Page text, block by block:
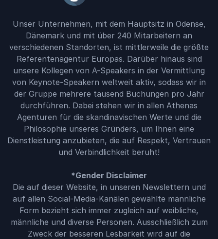
Unser Unternehmen, mit dem Hauptsitz in Odense,
Dänemark und mit über 240 Mitarbeitern an
verschiedenen Standorten, ist mittlerweile die größte
Referentenagentur Europas. Darüber hinaus sind
unsere Kollegen von A-Speakers in der Vermittlung
von Keynote-Speakern weltweit aktiv, sodass wir in
der Gruppe mehrere tausend Buchungen pro Jahr
durchführen. Dabei stehen wir in allen Athenas
Agenturen für die skandinavischen Werte und die
Philosophie unseres Gründers, um Ihnen eine
Dienstleistung anzubieten, die auf Respekt, Vertrauen
und Verbindlichkeit beruht!
*Gender Disclaimer
Die auf dieser Website, in unseren Newslettern und
auf allen Social-Media-Kanälen gewählte männliche
Form bezieht sich immer zugleich auf weibliche,
männliche und diverse Personen. Ausschließlich zum
Zweck der besseren Lesbarkeit wird auf die